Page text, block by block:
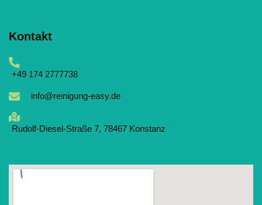
Kontakt
‪+49 174 2777738
info@reinigung-easy.de
Rudolf-Diesel-Straße 7, 78467 Konstanz